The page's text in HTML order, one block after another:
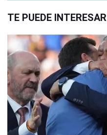
TE PUEDE INTERESAR